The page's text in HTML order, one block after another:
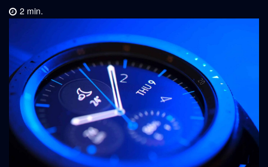
2 min.